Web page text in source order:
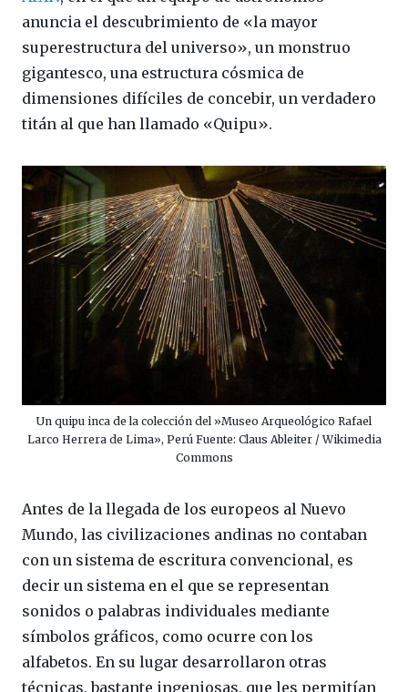
anuncia el descubrimiento de «la mayor
superestructura del universo», un monstruo
gigantesco, una estructura cósmica de
dimensiones difíciles de concebir, un verdadero
titán al que han llamado «Quipu».
Un quipu inca de la colección del »Museo Arqueológico Rafael
Larco Herrera de Lima», Perú Fuente: Claus Ableiter / Wikimedia
Commons
Antes de la llegada de los europeos al Nuevo
Mundo, las civilizaciones andinas no contaban
con un sistema de escritura convencional, es
decir un sistema en el que se representan
sonidos o palabras individuales mediante
símbolos gráficos, como ocurre con los
alfabetos. En su lugar desarrollaron otras
técnicas, bastante ingeniosas, que les permitían